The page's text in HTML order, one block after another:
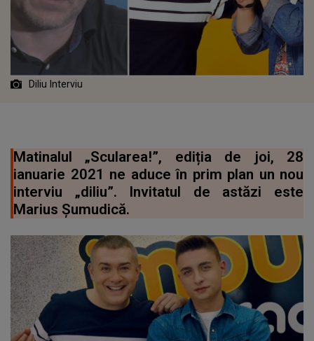
Diliu Interviu
Matinalul „Scularea!”, ediția de joi, 28
ianuarie 2021 ne aduce în prim plan un nou
interviu „diliu”. Invitatul de astăzi este
Marius Șumudică.